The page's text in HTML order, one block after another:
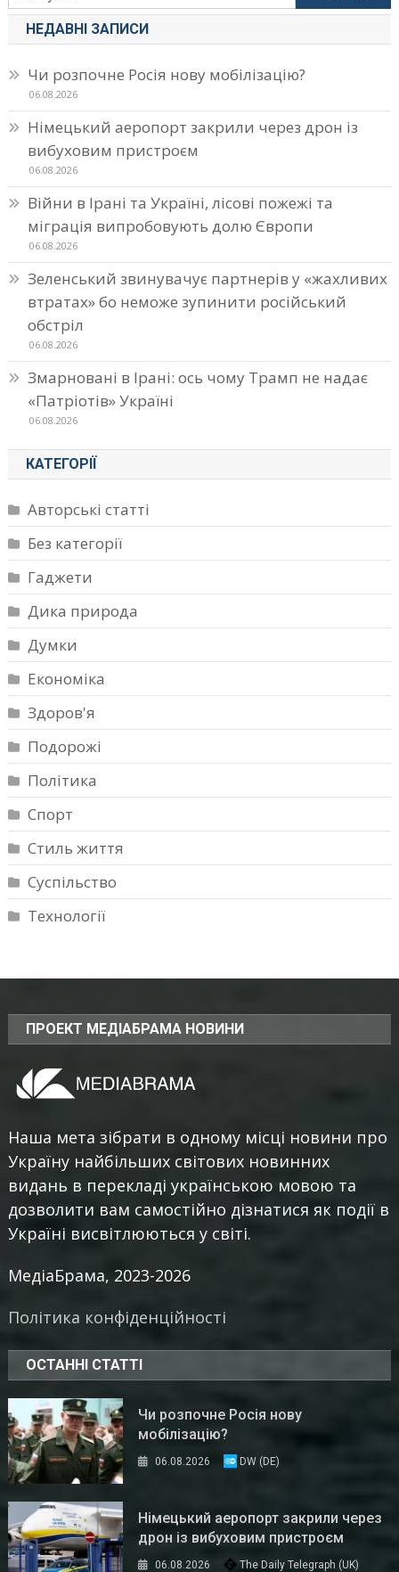
НЕДАВНІ ЗАПИСИ
Чи розпочне Росія нову мобілізацію?
06.08.2026
Німецький аеропорт закрили через дрон із
вибуховим пристроєм
06.08.2026
Війни в Ірані та Україні, лісові пожежі та
міграція випробовують долю Європи
06.08.2026
Зеленський звинувачує партнерів у «жахливих
втратах» бо неможе зупинити російський
обстріл
06.08.2026
Змарновані в Ірані: ось чому Трамп не надає
«Патріотів» Україні
06.08.2026
КАТЕГОРІЇ
Авторські статті
Без категорії
Гаджети
Дика природа
Думки
Економіка
Здоров'я
Подорожі
Політика
Спорт
Стиль життя
Суспільство
Технології
ПРОЕКТ МЕДІАБРАМА НОВИНИ
Наша мета зібрати в одному місці новини про
Україну найбільших світових новинних
видань в перекладі українською мовою та
дозволити вам самостійно дізнатися як події в
Україні висвітлюються у світі.
МедіаБрама, 2023-2026
Політика конфіденційності
ОСТАННІ СТАТТІ
Чи розпочне Росія нову
мобілізацію?
06.08.2026 DW (DE)
Німецький аеропорт закрили через
дрон із вибуховим пристроєм
06.08.2026 The Daily Telegraph (UK)